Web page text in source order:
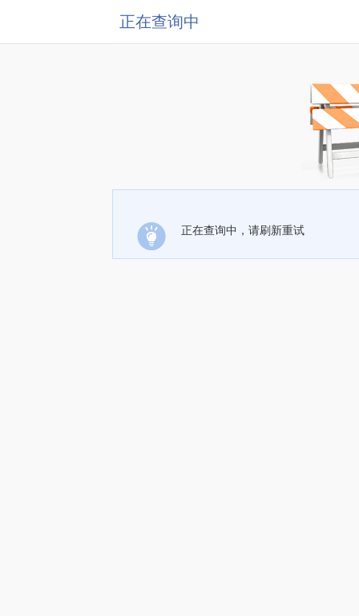
正在查询中
正在查询中，请刷新重试